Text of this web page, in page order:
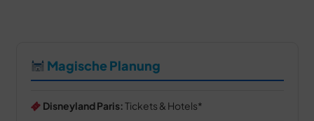
Magische Planung
Disneyland Paris:Tickets & Hotels